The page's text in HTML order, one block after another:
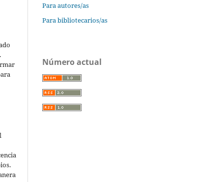
Para autores/as
Para bibliotecarios/as
Número actual